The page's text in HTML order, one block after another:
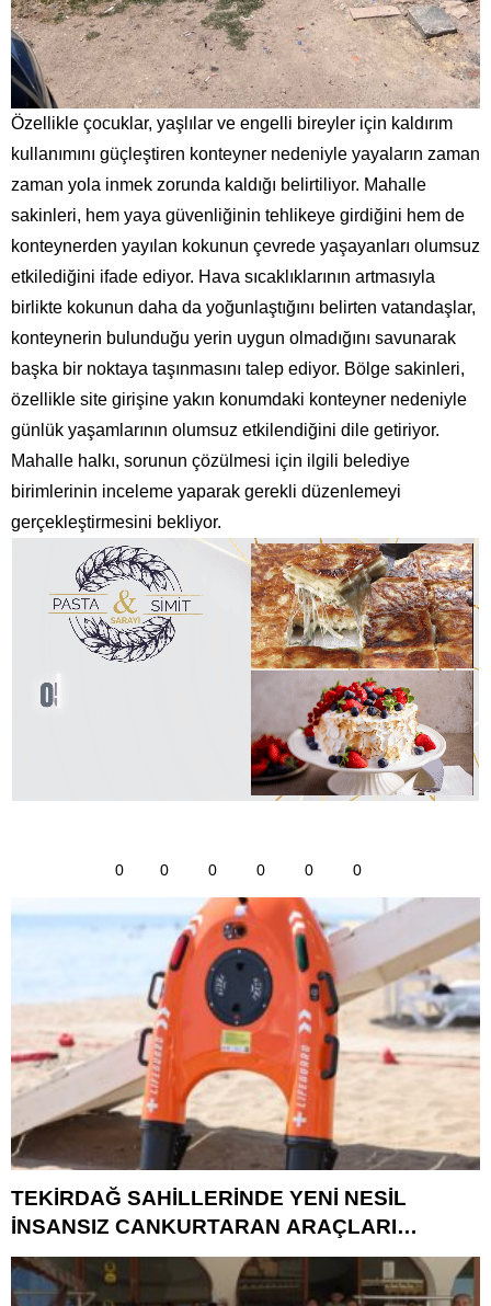
Özellikle çocuklar, yaşlılar ve engelli bireyler için kaldırım
kullanımını güçleştiren konteyner nedeniyle yayaların zaman
zaman yola inmek zorunda kaldığı belirtiliyor. Mahalle
sakinleri, hem yaya güvenliğinin tehlikeye girdiğini hem de
konteynerden yayılan kokunun çevrede yaşayanları olumsuz
etkilediğini ifade ediyor. Hava sıcaklıklarının artmasıyla
birlikte kokunun daha da yoğunlaştığını belirten vatandaşlar,
konteynerin bulunduğu yerin uygun olmadığını savunarak
başka bir noktaya taşınmasını talep ediyor. Bölge sakinleri,
özellikle site girişine yakın konumdaki konteyner nedeniyle
günlük yaşamlarının olumsuz etkilendiğini dile getiriyor.
Mahalle halkı, sorunun çözülmesi için ilgili belediye
birimlerinin inceleme yaparak gerekli düzenlemeyi
gerçekleştirmesini bekliyor.
0 0 0 0 0 0
TEKİRDAĞ SAHİLLERİNDE YENİ NESİL
İNSANSIZ CANKURTARAN ARAÇLARI
GÖREVDE